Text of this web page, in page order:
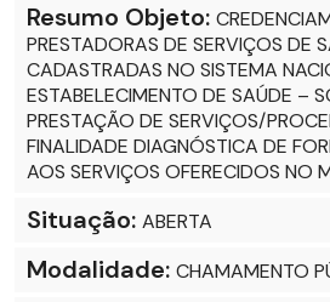
Resumo Objeto:
PRESTADORAS DE SERVIÇOS DE
CADASTRADAS NO SISTEMA
ESTABELECIMENTO DE SAÚDE –
PRESTAÇÃO DE SERVIÇOS/
FINALIDADE DIAGNÓSTICA DE
AOS SERVIÇOS OFERECIDOS NO
Situação: ABERTA
Modalidade: CHAMAMENTO